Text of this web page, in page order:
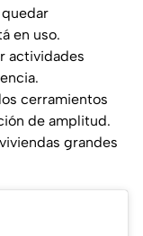
en uso.
actividades
los cerramientos
de amplitud.
grandes